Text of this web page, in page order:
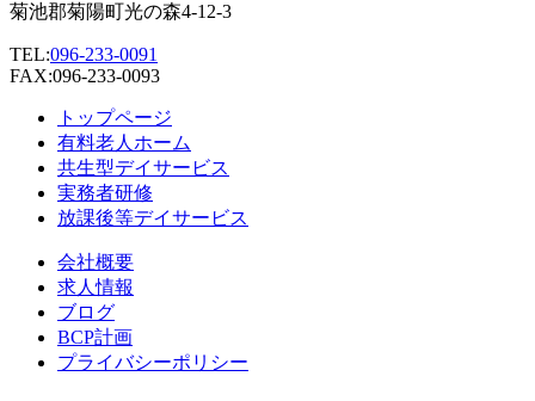
菊池郡菊陽町光の森4-12-3
TEL:096-233-0091
FAX:096-233-0093
トップページ
有料老人ホーム
共生型デイサービス
実務者研修
放課後等デイサービス
会社概要
求人情報
ブログ
BCP計画
プライバシーポリシー